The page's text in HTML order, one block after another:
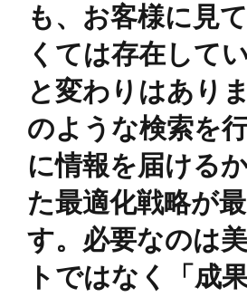
も、お客様に見
くては存在して
と変わりはあり
のような検索を
に情報を届ける
た最適化戦略が
す。必要なのは
トではなく「成